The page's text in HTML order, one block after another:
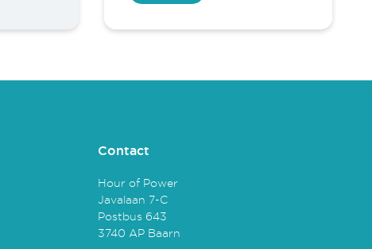
Contact
Hour of Power
Javalaan 7-C
Postbus 643
3740 AP Baarn